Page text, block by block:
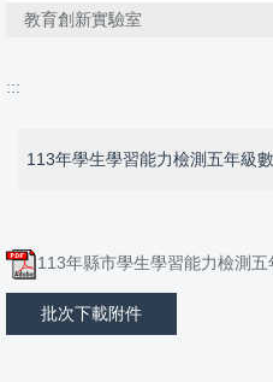
教育創新實驗室
:::
113年學生學習能力檢測五年級
113年縣市學生學習能力檢測
批次下載附件